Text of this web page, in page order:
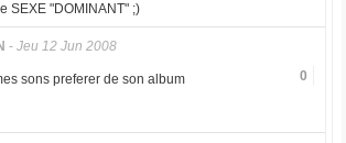
SEXE "DOMINANT" ;)
- Jeu 12 Jun 2008
0
sons preferer de son album